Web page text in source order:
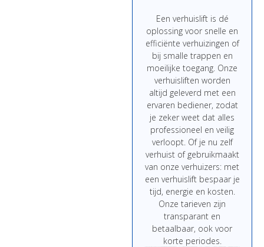
Een verhuislift is dé
oplossing voor snelle en
efficiënte verhuizingen of
bij smalle trappen en
moeilijke toegang. Onze
verhuisliften worden
altijd geleverd met een
ervaren bediener, zodat
je zeker weet dat alles
professioneel en veilig
verloopt. Of je nu zelf
verhuist of gebruikmaakt
van onze verhuizers: met
een verhuislift bespaar je
tijd, energie en kosten.
Onze tarieven zijn
transparant en
betaalbaar, ook voor
korte periodes.